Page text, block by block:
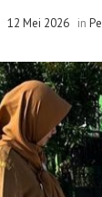
12 Mei 2026 in